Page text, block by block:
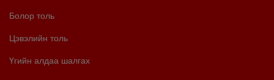
Болор толь
Цэвэлийн толь
Үгийн алдаа шалгах